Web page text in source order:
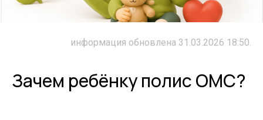
информация обновлена 31.03.2026 18:50.
Зачем ребёнку полис ОМС?